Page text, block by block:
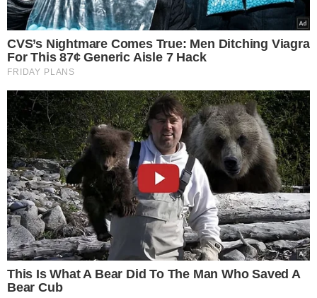
Grand Slam e se tornou o primeiro brasileiro a atingir
essa fase na chave masculina de simples em Roland
Garros desdeGustavo Kuerten, em 2 de junho de 2004.
A caminhada do tenista foi marcada por grandes
resultados. Nas primeiras rodadas,ele venceu o francês
protagonizou uma das maiores vitórias da carreira ao
eliminar o sérvioNovak Djokovic, dono de 24 títulos de
Grand Slam. Nas oitavas de final, superou com
autoridade o norueguêsCasper Ruud, duas vezes vice-
campeão do torneio francês.
RANKING E PRÓXIMOS TORNEIOS
O desempenho em Paris também terá reflexo positivo no
ranking mundial. Com a campanha, João Fonseca aparece
provisoriamente na25ª colocação da ATP, embora a
posição ainda possa sofrer alterações até o
encerramento do torneio.
Além da subida no ranking, o brasileiro já garantiu uma
marca importante: passará a ser o